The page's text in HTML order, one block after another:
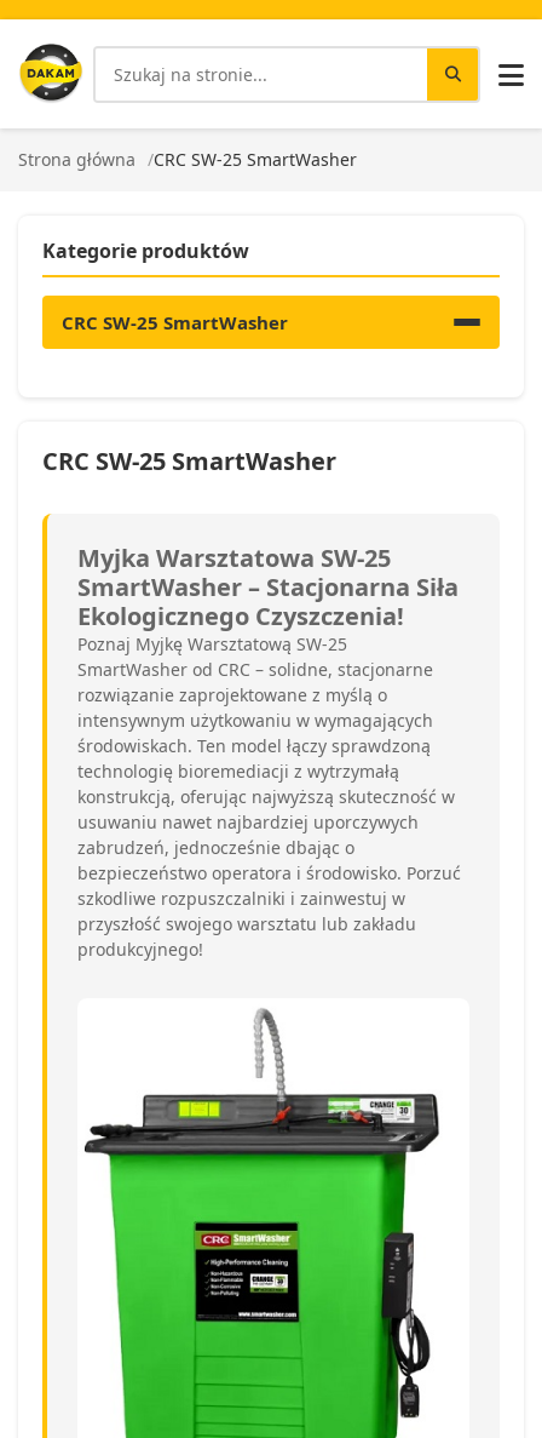
Strona główna CRC SW-25 SmartWasher
Kategorie produktów
CRC SW-25 SmartWasher
CRC SW-25 SmartWasher
Myjka Warsztatowa SW-25
SmartWasher – Stacjonarna Siła
Ekologicznego Czyszczenia!
Poznaj Myjkę Warsztatową SW-25
SmartWasher od CRC – solidne, stacjonarne
rozwiązanie zaprojektowane z myślą o
intensywnym użytkowaniu w wymagających
środowiskach. Ten model łączy sprawdzoną
technologię bioremediacji z wytrzymałą
konstrukcją, oferując najwyższą skuteczność w
usuwaniu nawet najbardziej uporczywych
zabrudzeń, jednocześnie dbając o
bezpieczeństwo operatora i środowisko. Porzuć
szkodliwe rozpuszczalniki i zainwestuj w
przyszłość swojego warsztatu lub zakładu
produkcyjnego!